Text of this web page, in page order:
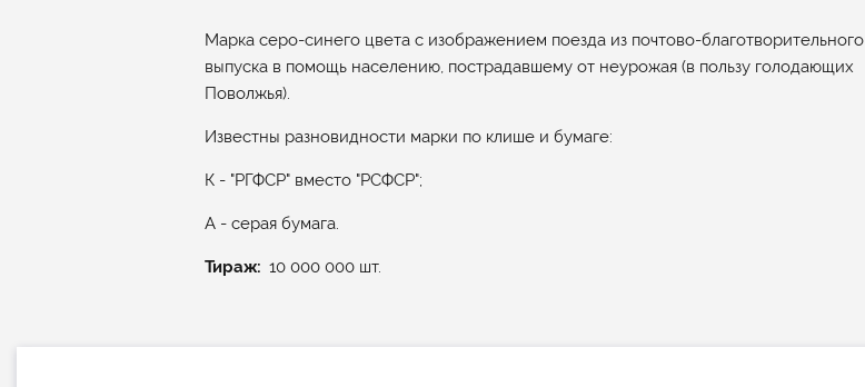
Марка серо-синего цвета с изображением поезда из почтово-благотворительного
выпуска в помощь населению, пострадавшему от неурожая (в пользу голодающих
Поволжья).
Известны разновидности марки по клише и бумаге:
К - "РГФСР" вместо "РСФСР";
А - серая бумага.
Тираж 10 000 000 шт.